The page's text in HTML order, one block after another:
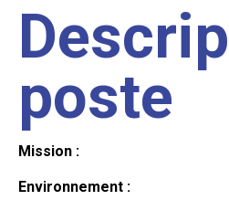
poste
Mission :
Environnement :